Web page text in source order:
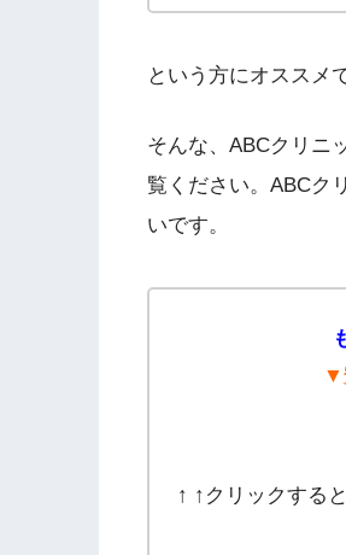
という方にオススメ
そんな、ABCクリニ
覧ください。ABCク
いです。
▼
↑ ↑クリックする